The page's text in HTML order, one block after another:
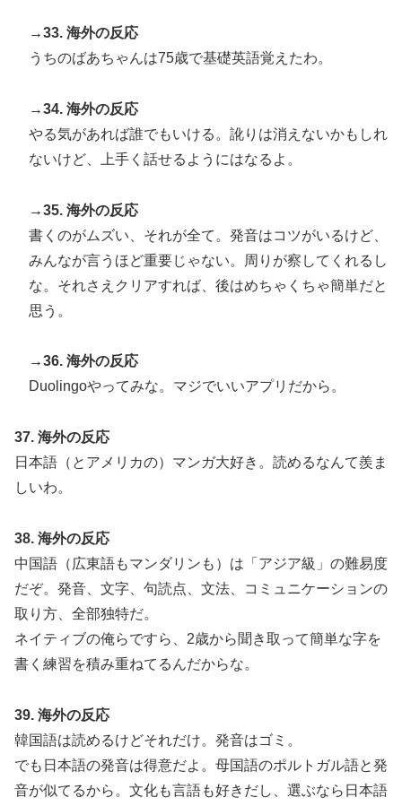
→33. 海外の反応
うちのばあちゃんは75歳で基礎英語覚えたわ。
→34. 海外の反応
やる気があれば誰でもいける。訛りは消えないかもしれ
ないけど、上手く話せるようにはなるよ。
→35. 海外の反応
書くのがムズい、それが全て。発音はコツがいるけど、
みんなが言うほど重要じゃない。周りが察してくれるし
な。それさえクリアすれば、後はめちゃくちゃ簡単だと
思う。
→36. 海外の反応
Duolingoやってみな。マジでいいアプリだから。
37. 海外の反応
日本語（とアメリカの）マンガ大好き。読めるなんて羨ま
しいわ。
38. 海外の反応
中国語（広東語もマンダリンも）は「アジア級」の難易度
だぞ。発音、文字、句読点、文法、コミュニケーションの
取り方、全部独特だ。
ネイティブの俺らですら、2歳から聞き取って簡単な字を
書く練習を積み重ねてるんだからな。
39. 海外の反応
韓国語は読めるけどそれだけ。発音はゴミ。
でも日本語の発音は得意だよ。母国語のポルトガル語と発
音が似てるから。文化も言語も好きだし、選ぶなら日本語